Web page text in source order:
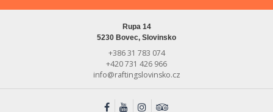
Rupa 14
5230 Bovec, Slovinsko
+386 31 783 074
+420 731 426 966
info@raftingslovinsko.cz